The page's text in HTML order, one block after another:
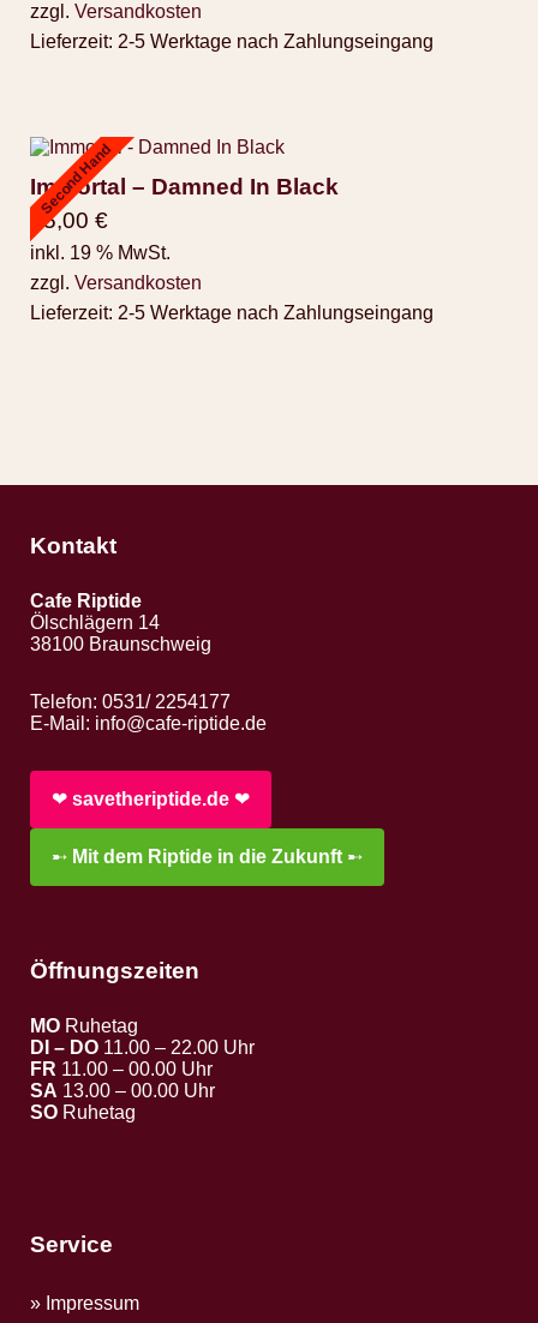
zzgl. Versandkosten
Lieferzeit: 2-5 Werktage nach Zahlungseingang
Second Hand
Immortal – Damned In Black
45,00 €
inkl. 19 % MwSt.
zzgl. Versandkosten
Lieferzeit: 2-5 Werktage nach Zahlungseingang
Kontakt
Cafe Riptide
Ölschlägern 14
38100 Braunschweig
Telefon: 0531/ 2254177
E-Mail: info@cafe-riptide.de
❤︎ savetheriptide.de ❤︎
➸ Mit dem Riptide in die Zukunft ➸
Öffnungszeiten
MO Ruhetag
DI – DO 11.00 – 22.00 Uhr
FR 11.00 – 00.00 Uhr
SA 13.00 – 00.00 Uhr
SO Ruhetag
Service
Impressum